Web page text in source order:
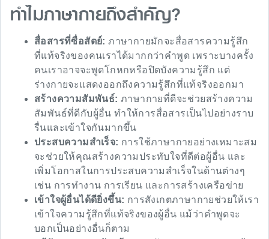
ทำไมภาษากายถึงสำคัญ?
สื่อสารที่ซื่อสัตย์: ภาษากายมักจะสื่อสารความรู้สึก
ที่แท้จริงของคนเราได้มากกว่าคำพูด เพราะบางครั้ง
คนเราอาจจะพูดโกหกหรือปิดบังความรู้สึก แต่
ร่างกายจะแสดงออกถึงความรู้สึกที่แท้จริงออกมา
สร้างความสัมพันธ์: ภาษากายที่ดีจะช่วยสร้างความ
สัมพันธ์ที่ดีกับผู้อื่น ทำให้การสื่อสารเป็นไปอย่างราบ
รื่นและเข้าใจกันมากขึ้น
ประสบความสำเร็จ: การใช้ภาษากายอย่างเหมาะสม
จะช่วยให้คุณสร้างความประทับใจที่ดีต่อผู้อื่น และ
เพิ่มโอกาสในการประสบความสำเร็จในด้านต่างๆ
เช่น การทำงาน การเรียน และการสร้างเครือข่าย
เข้าใจผู้อื่นได้ดียิ่งขึ้น: การสังเกตภาษากายช่วยให้เรา
เข้าใจความรู้สึกที่แท้จริงของผู้อื่น แม้ว่าคำพูดจะ
บอกเป็นอย่างอื่นก็ตาม